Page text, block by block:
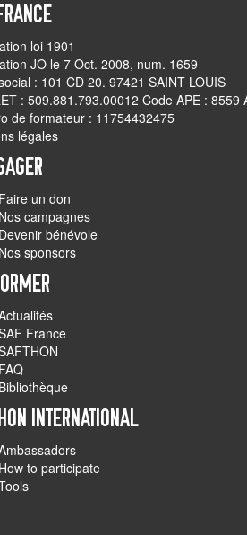
loi 1901
JO le 7 Oct. 2008, num. 1659
: 101 CD 20. 97421 SAINT LOUIS
: 509.881.793.00012 Code APE : 8559
de formateur : 11754432475
légales
Faire un don
Nos campagnes
Devenir bénévole
Nos sponsors
France
FAQ
Bibliothèque
INTERNATIONAL
How to participate